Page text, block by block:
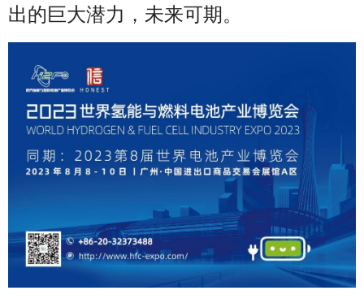
出的巨大潜力，未来可期。